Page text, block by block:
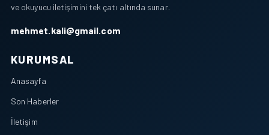
ve okuyucu iletişimini tek çatı altında sunar.
mehmet.kali@gmail.com
KURUMSAL
Anasayfa
Son Haberler
İletişim